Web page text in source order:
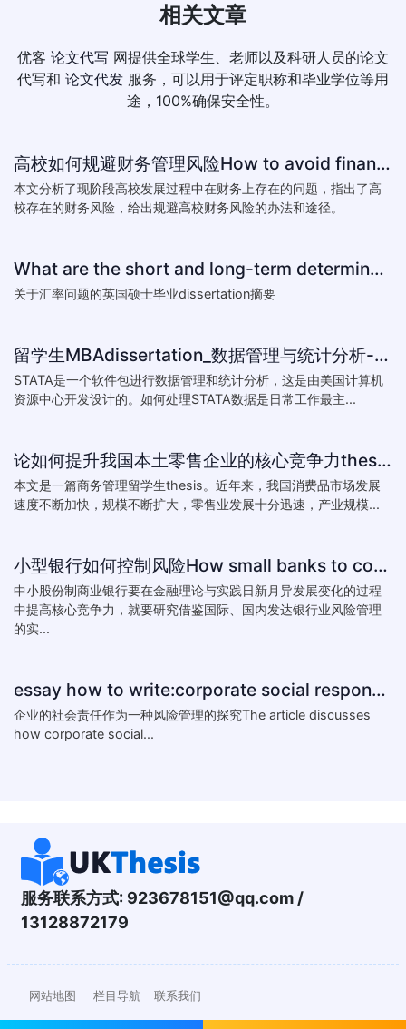
相关文章
优客 论文代写 网提供全球学生、老师以及科研人员的论文
代写和 论文代发 服务，可以用于评定职称和毕业学位等用
途，100%确保安全性。
高校如何规避财务管理风险How to avoid financial risk management colleges
本文分析了现阶段高校发展过程中在财务上存在的问题，指出了高
校存在的财务风险，给出规避高校财务风险的办法和途径。
What are the short and long-term determinants of exchange ra
关于汇率问题的英国硕士毕业dissertation摘要
留学生MBAdissertation_数据管理与统计分析-如何处理STATA数据_How to deal with data with ST
STATA是一个软件包进行数据管理和统计分析，这是由美国计算机
资源中心开发设计的。如何处理STATA数据是日常工作最主...
论如何提升我国本土零售企业的核心竞争力thesis:The theory of how to improve the core competitiveness of domestic retail e
本文是一篇商务管理留学生thesis。近年来，我国消费品市场发展
速度不断加快，规模不断扩大，零售业发展十分迅速，产业规模...
小型银行如何控制风险How small banks to control risk
中小股份制商业银行要在金融理论与实践日新月异发展变化的过程
中提高核心竞争力，就要研究借鉴国际、国内发达银行业风险管理
的实...
essay how to write:corporate social responsibility practice
企业的社会责任作为一种风险管理的探究The article discusses
how corporate social...
服务联系方式: 923678151@qq.com /
13128872179
网站地图 栏目导航 联系我们